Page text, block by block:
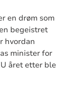
en drøm som
begeistret
hvordan
minister for
året etter ble